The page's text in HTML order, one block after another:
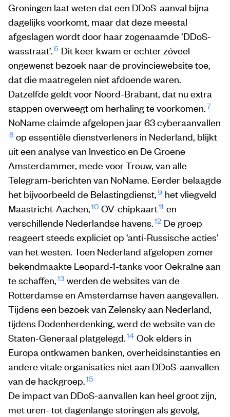
Groningen laat weten dat een DDoS-aanval bijna
dagelijks voorkomt, maar dat deze meestal
afgeslagen wordt door haar zogenaamde ‘DDoS-
wasstraat’.6 Dit keer kwam er echter zóveel
ongewenst bezoek naar de provinciewebsite toe,
dat die maatregelen niet afdoende waren.
Datzelfde geldt voor Noord-Brabant, dat nu extra
stappen overweegt om herhaling te voorkomen.7
NoName claimde afgelopen jaar 63 cyberaanvallen
8 op essentiële dienstverleners in Nederland, blijkt
uit een analyse van Investico en De Groene
Amsterdammer, mede voor Trouw, van alle
Telegram-berichten van NoName. Eerder belaagde
het bijvoorbeeld de Belastingdienst,9 het vliegveld
Maastricht-Aachen,10 OV-chipkaart11 en
verschillende Nederlandse havens.12 De groep
reageert steeds expliciet op ‘anti-Russische acties’
van het westen. Toen Nederland afgelopen zomer
bekendmaakte Leopard-1-tanks voor Oekraïne aan
te schaffen,13 werden de websites van de
Rotterdamse en Amsterdamse haven aangevallen.
Tijdens een bezoek van Zelensky aan Nederland,
tijdens Dodenherdenking, werd de website van de
Staten-Generaal platgelegd.14 Ook elders in
Europa ontkwamen banken, overheidsinstanties en
andere vitale organisaties niet aan DDoS-aanvallen
van de hackgroep.15
De impact van DDoS-aanvallen kan heel groot zijn,
met uren- tot dagenlange storingen als gevolg,